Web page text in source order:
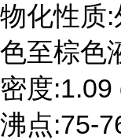
物化性质
色至棕色
密度:1.09
沸点:75-